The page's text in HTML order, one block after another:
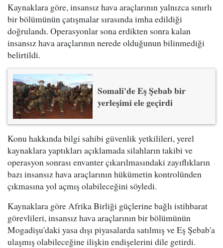
Kaynaklara göre, insansız hava araçlarının yalnızca sınırlı
bir bölümünün çatışmalar sırasında imha edildiği
doğrulandı. Operasyonlar sona erdikten sonra kalan
insansız hava araçlarının nerede olduğunun bilinmediği
belirtildi.
Somali'de Eş Şebab bir
yerleşimi ele geçirdi
Konu hakkında bilgi sahibi güvenlik yetkilileri, yerel
kaynaklara yaptıkları açıklamada silahların takibi ve
operasyon sonrası envanter çıkarılmasındaki zayıflıkların
bazı insansız hava araçlarının hükümetin kontrolünden
çıkmasına yol açmış olabileceğini söyledi.
Kaynaklara göre Afrika Birliği güçlerine bağlı istihbarat
görevlileri, insansız hava araçlarının bir bölümünün
Mogadişu'daki yasa dışı piyasalarda satılmış ve Eş Şebab'a
ulaşmış olabileceğine ilişkin endişelerini dile getirdi.